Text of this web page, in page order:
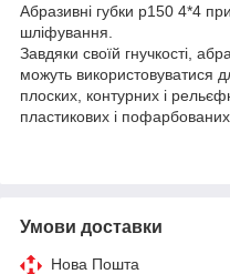
Абразивні губки p150 4*4
шліфування.
Завдяки своїй гнучкості,
можуть використовуватися
плоских, контурних і
пластикових і
Умови доставки
Нова Пошта